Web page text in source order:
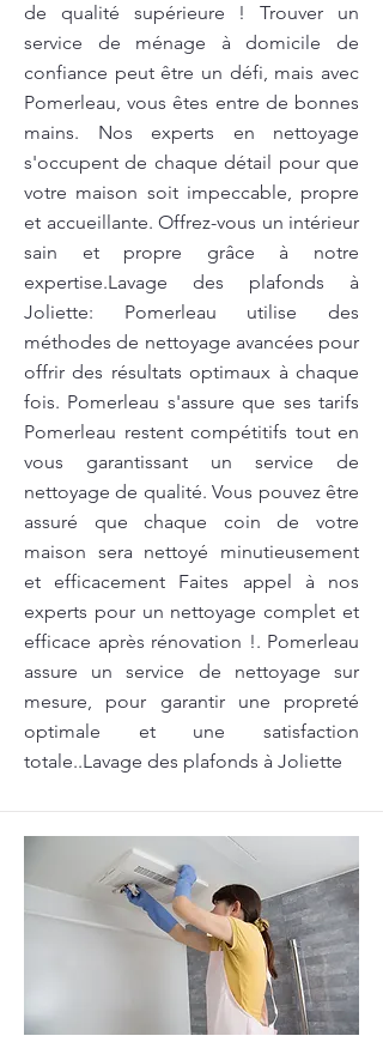
de qualité supérieure ! Trouver un
service de ménage à domicile de
confiance peut être un défi, mais avec
Pomerleau, vous êtes entre de bonnes
mains. Nos experts en nettoyage
s'occupent de chaque détail pour que
votre maison soit impeccable, propre
et accueillante. Offrez-vous un intérieur
sain et propre grâce à notre
expertise.Lavage des plafonds à
Joliette: Pomerleau utilise des
méthodes de nettoyage avancées pour
offrir des résultats optimaux à chaque
fois. Pomerleau s'assure que ses tarifs
Pomerleau restent compétitifs tout en
vous garantissant un service de
nettoyage de qualité. Vous pouvez être
assuré que chaque coin de votre
maison sera nettoyé minutieusement
et efficacement Faites appel à nos
experts pour un nettoyage complet et
efficace après rénovation !. Pomerleau
assure un service de nettoyage sur
mesure, pour garantir une propreté
optimale et une satisfaction
totale..Lavage des plafonds à Joliette